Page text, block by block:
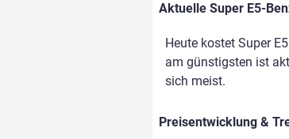
Aktuelle Super E5-
Heute kostet Super
am günstigsten ist
sich meist.
Preisentwicklung &